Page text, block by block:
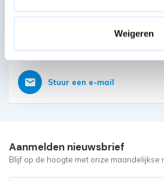
Weigeren
Vraag nu direct een offerte
Stuur een e-mail
Aanmelden nieuwsbrief
Blijf op de hoogte met onze maandelijkse